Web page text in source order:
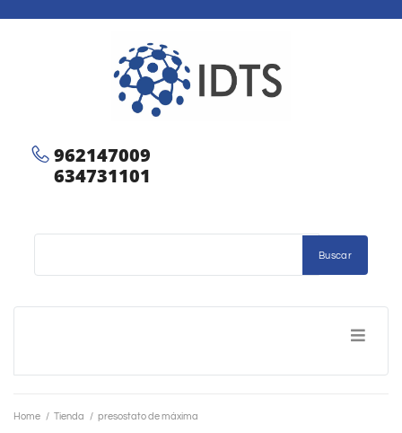
Buscar
962147009
634731101
Home / Tienda / presostato de máxima